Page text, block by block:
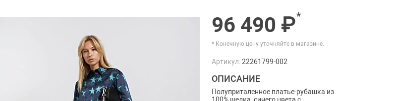
96 490 ₽*
* Конечную цену уточняйте в магазине.
Артикул:22261799-002
ОПИСАНИЕ
Полуприталенное платье-рубашка из
100% шелка, синего цвета с